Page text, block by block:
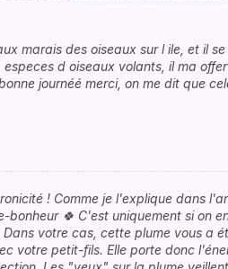
marais des oiseaux sur l ile, et il
d oiseaux volants, il ma
journéé merci, on me dit que
! Comme je l'explique dans
bonheur 🍀 C'est uniquement si on
votre cas, cette plume vous a
votre petit-fils. Elle porte donc